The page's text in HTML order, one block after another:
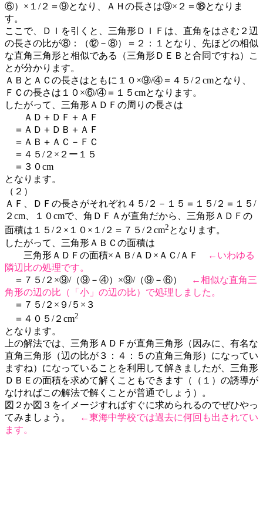
⑥）×１/２＝⑨となり、ＡＨの長さは⑨×２＝⑱となりま
す。
ここで、ＤＩを引くと、三角形ＤＩＦは、直角をはさむ２辺
の長さの比が⑧：（⑫－⑧）＝２：１となり、先ほどの相似
な直角三角形と相似である（三角形ＤＥＢと合同ですね）こ
とが分かります。
ＡＢとＡＣの長さはともに１０×⑨/④＝４５/２cmとなり、
ＦＣの長さは１０×⑥/④＝１５cmとなります。
したがって、三角形ＡＤＦの周りの長さは
ＡＤ＋ＤＦ＋ＡＦ
＝ＡＤ＋ＤＢ＋ＡＦ
＝ＡＢ＋ＡＣ－ＦＣ
＝４５/２×２ー１５
＝３０cm
となります。
（２）
ＡＦ、ＤＦの長さがそれぞれ４５/２－１５＝１５/２＝１５/
２cm、１０cmで、角ＤＦＡが直角だから、三角形ＡＤＦの
面積は１５/２×１０×１/２＝７５/２cm2 となります。
したがって、三角形ＡＢＣの面積は
三角形ＡＤＦの面積×ＡＢ/ＡＤ×ＡＣ/ＡＦ
←いわゆる
隣辺比の処理です。
＝７５/２×⑨/（⑨－④）×⑨/（⑨－⑥）
←相似な直角三
角形の辺の比（「小」の辺の比）で処理しました。
＝７５/２×９/５×３
＝４０５/２cm2
となります。
上の解法では、三角形ＡＤＦが直角三角形（因みに、有名な
直角三角形（辺の比が３：４：５の直角三角形）になってい
ますね）になっていることを利用して解きましたが、三角形
ＤＢＥの面積を求めて解くこともできます（（１）の誘導が
なければこの解法で解くことが普通でしょう）。
図２か図３をイメージすればすぐに求められるのでぜひやっ
てみましょう。
←東海中学校では過去に何回も出されてい
ます。